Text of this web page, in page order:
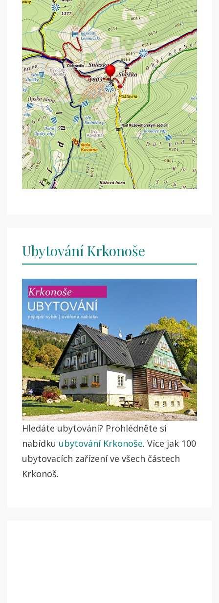
Ubytování Krkonoše
Hledáte ubytování? Prohlédněte si
nabídku ubytování Krkonoše. Více jak 100
ubytovacích zařízení ve všech částech
Krkonoš.